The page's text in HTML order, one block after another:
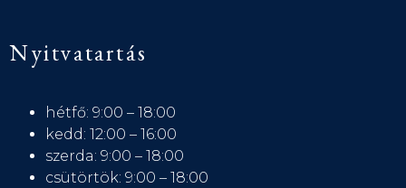
Nyitvatartás
hétfő: 9:00 – 18:00
kedd: 12:00 – 16:00
szerda: 9:00 – 18:00
csütörtök: 9:00 – 18:00